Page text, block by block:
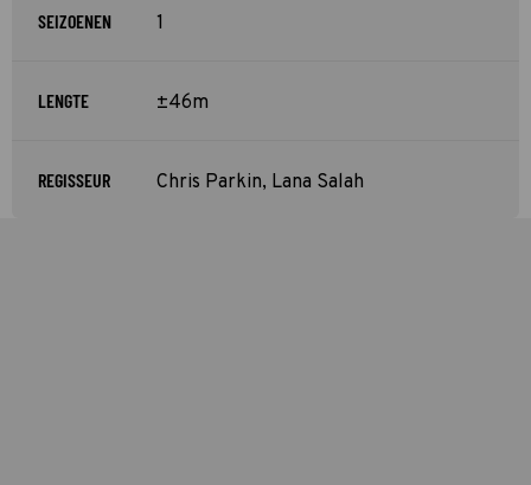
SEIZOENEN 1
LENGTE ±46m
REGISSEUR Chris Parkin, Lana Salah